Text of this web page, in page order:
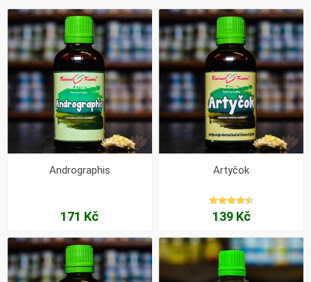
Andrographis
171 Kč
Artyčok
139 Kč